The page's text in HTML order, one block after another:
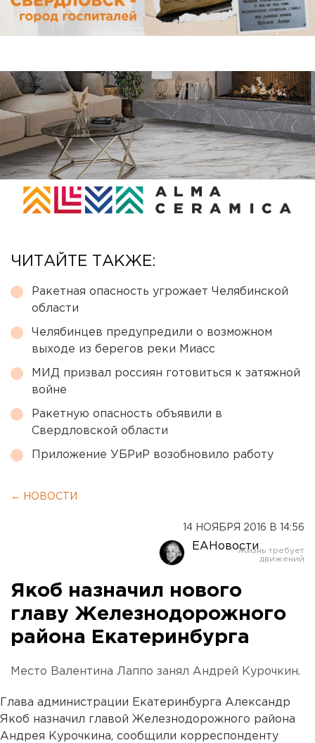
ЧИТАЙТЕ ТАКЖЕ:
Ракетная опасность угрожает Челябинской
области
Челябинцев предупредили о возможном
выходе из берегов реки Миасс
МИД призвал россиян готовиться к затяжной
войне
Ракетную опасность объявили в
Свердловской области
Приложение УБРиР возобновило работу
← НОВОСТИ
14 НОЯБРЯ 2016 В 14:56
ЕАНовости
Якоб назначил нового
главу Железнодорожного
района Екатеринбурга
Место Валентина Лаппо занял Андрей Курочкин.
Глава администрации Екатеринбурга Александр
Якоб назначил главой Железнодорожного района
Андрея Курочкина, сообщили корреспонденту